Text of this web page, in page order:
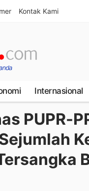
Kontak Kami
Internasional
PUPR-